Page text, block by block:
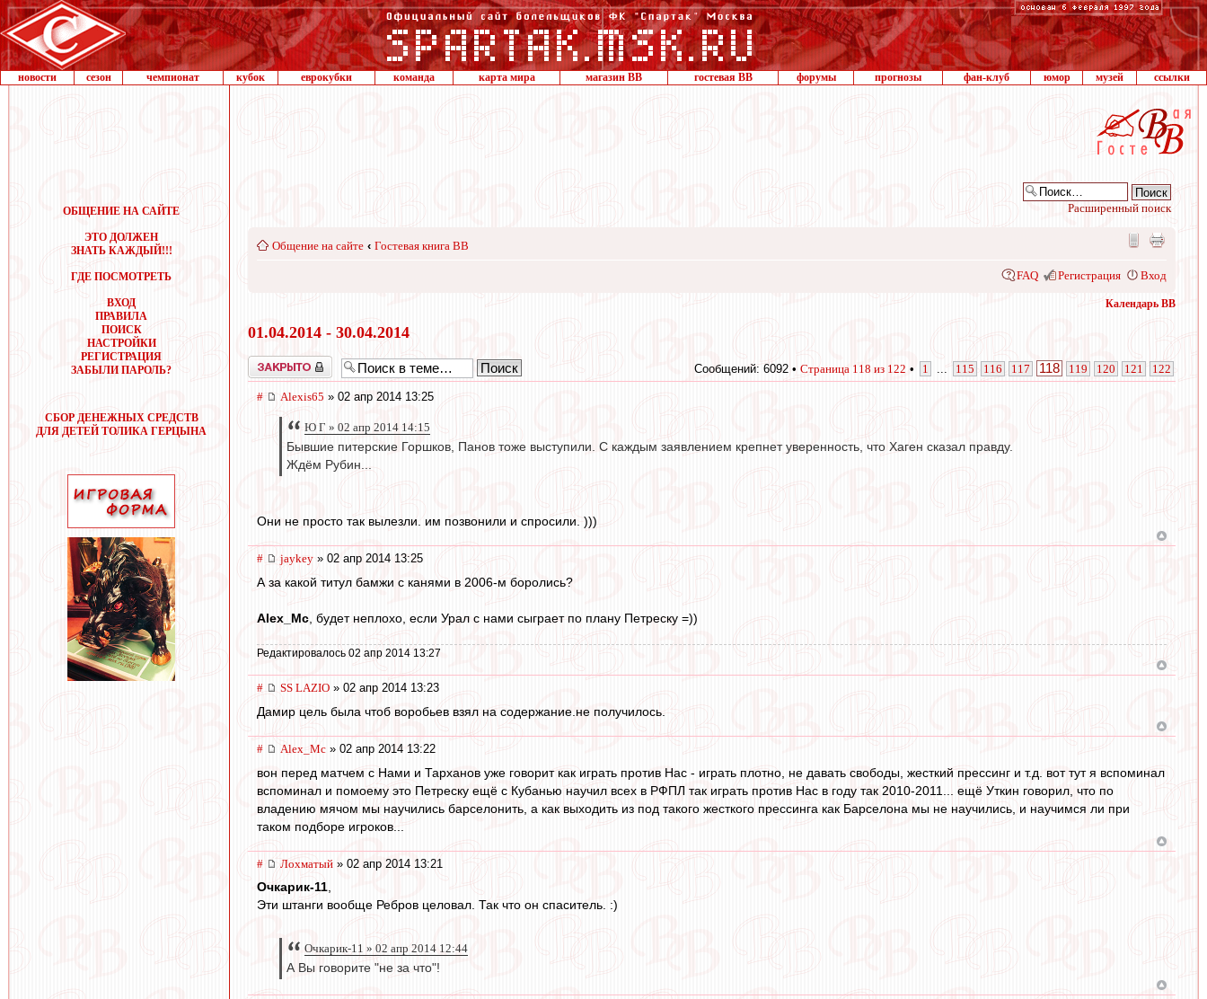
новости сезон чемпионат кубок еврокубки команда карта мира магазин ВВ гостевая ВВ форумы прогнозы фан-клуб юмор музей ссылки
ОБЩЕНИЕ НА САЙТЕ
ЭТО ДОЛЖЕН
ЗНАТЬ КАЖДЫЙ!!!
ГДЕ ПОСМОТРЕТЬ
ВХОД
ПРАВИЛА
ПОИСК
НАСТРОЙКИ
РЕГИСТРАЦИЯ
ЗАБЫЛИ ПАРОЛЬ?
СБОР ДЕНЕЖНЫХ СРЕДСТВ
ДЛЯ ДЕТЕЙ ТОЛИКА ГЕРЦЫНА
Расширенный поиск
Общение на сайте ‹ Гостевая книга ВВ
FAQ Регистрация Вход
Календарь ВВ
01.04.2014 - 30.04.2014
Закрыто Сообщений: 6092 • Страница 118 из 122 • 1 115 116 117 118 119 120 121 122
# Alexis65 » 02 апр 2014 13:25
Ю Г » 02 апр 2014 14:15
Бывшие питерские Горшков, Панов тоже выступили. С каждым заявлением крепнет уверенность, что Хаген сказал правду.
Ждём Рубин...
Они не просто так вылезли. им позвонили и спросили. )))
# jaykey » 02 апр 2014 13:25
А за какой титул бамжи с канями в 2006-м боролись?
Alex_Mc , будет неплохо, если Урал с нами сыграет по плану Петреску =))
Редактировалось 02 апр 2014 13:27
# SS LAZIO » 02 апр 2014 13:23
Дамир цель была чтоб воробьев взял на содержание.не получилось.
# Alex_Mc » 02 апр 2014 13:22
вон перед матчем с Нами и Тарханов уже говорит как играть против Нас - играть плотно, не давать свободы, жесткий прессинг и т.д. вот тут я вспоминал
вспоминал и помоему это Петреску ещё с Кубанью научил всех в РФПЛ так играть против Нас в году так 2010-2011... ещё Уткин говорил, что по
владению мячом мы научились барселонить, а как выходить из под такого жесткого прессинга как Барселона мы не научились, и научимся ли при
таком подборе игроков...
# Лохматый » 02 апр 2014 13:21
Очкарик-11
Эти штанги вообще Ребров целовал. Так что он спаситель. :)
Очкарик-11 » 02 апр 2014 12:44
А Вы говорите "не за что"!